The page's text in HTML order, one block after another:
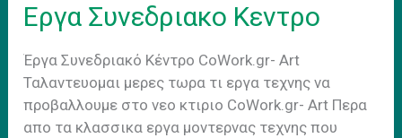
πραγματικοτητα
Εργα Συνεδριακο Κεντρο
Έργα Συνεδριακό Κέντρο CoWork.gr- Art
Ταλαντευομαι μερες τωρα τι εργα τεχνης να
προβαλλουμε στο νεο κτιριο CoWork.gr- Art Περα
απο τα κλασσικα εργα μοντερνας τεχνης που